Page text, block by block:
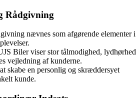
Rådgivning
nævnes som afgørende elementer i
Biler viser stor tålmodighed, lydhørhed
vejledning af kunderne.
skabe en personlig og skræddersyet
kunde.